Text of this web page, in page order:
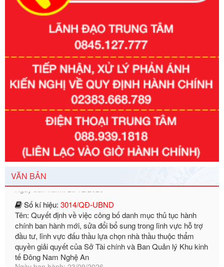
VĂN BẢN
351/2025/NĐ-CP
Tên: Nghị định số 351/2025/NĐ-CP của Chính phủ: Quy
định chuẩn nghèo đa chiều quốc gia giai đoạn 2026 - 2030
Số kí hiệu:
Tên: Quyết định về việc công bố danh mục thủ tục hành
chính ban hành mới, sửa đổi bổ sung trong lĩnh vực hỗ trợ
đầu tư, lĩnh vực đấu thầu lựa chọn nhà thầu thuộc thẩm
quyền giải quyết của Sở Tài chính và Ban Quản lý Khu kinh
tế Đông Nam Nghệ An
Ngày ban hành: 23/09/2026
Số kí hiệu: 292/2026/NĐ-CP